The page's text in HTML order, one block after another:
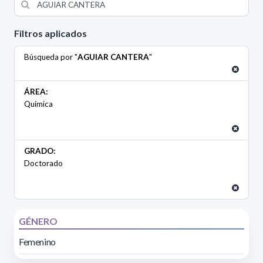
Filtros aplicados
Búsqueda por "AGUIAR CANTERA"
ÁREA:
Química
GRADO:
Doctorado
GÉNERO
Femenino